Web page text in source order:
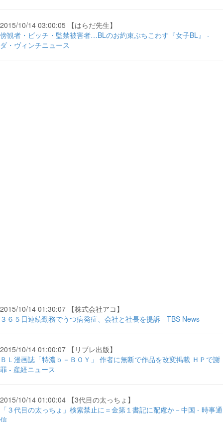
2015/10/14 03:00:05 【はらだ先生】
傍観者・ビッチ・監禁被害者…BLのお約束ぶちこわす『女子BL』 -
ダ・ヴィンチニュース
2015/10/14 01:30:07 【株式会社アコ】
３６５日連続勤務でうつ病発症、会社と社長を提訴 - TBS News
2015/10/14 01:00:07 【リブレ出版】
ＢＬ漫画誌「特濃ｂ－ＢＯＹ」 作者に無断で作品を改変掲載 ＨＰで謝
罪 - 産経ニュース
2015/10/14 01:00:04 【3代目の太っちょ】
「３代目の太っちょ」検索禁止に＝金第１書記に配慮か－中国 - 時事通
信